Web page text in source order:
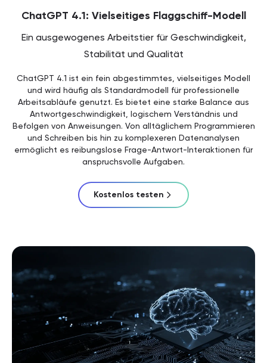
ChatGPT 4.1: Vielseitiges Flaggschiff-Modell
Ein ausgewogenes Arbeitstier für Geschwindigkeit,
Stabilität und Qualität
ChatGPT 4.1 ist ein fein abgestimmtes, vielseitiges Modell
und wird häufig als Standardmodell für professionelle
Arbeitsabläufe genutzt. Es bietet eine starke Balance aus
Antwortgeschwindigkeit, logischem Verständnis und
Befolgen von Anweisungen. Von alltäglichem Programmieren
und Schreiben bis hin zu komplexeren Datenanalysen
ermöglicht es reibungslose Frage-Antwort-Interaktionen für
anspruchsvolle Aufgaben.
Kostenlos testen